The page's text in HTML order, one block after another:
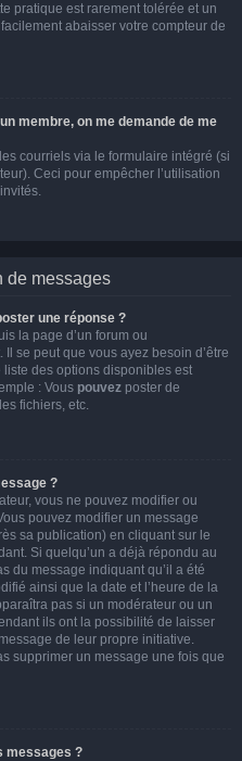
pratique est rarement tolérée et un
abaisser votre compteur de
membre, on me demande de me
courriels via le formulaire intégré (si
Ceci pour empêcher l’utilisation
de messages
une réponse ?
la page d’un forum ou
se peut que vous ayez besoin d’être
des options disponibles est
: Vous pouvez poster de
fichiers, etc.
?
vous ne pouvez modifier ou
pouvez modifier un message
sa publication) en cliquant sur le
Si quelqu’un a déjà répondu au
du message indiquant qu’il a été
ainsi que la date et l’heure de la
pas si un modérateur ou un
ils ont la possibilité de laisser
de leur propre initiative.
supprimer un message une fois que
messages ?